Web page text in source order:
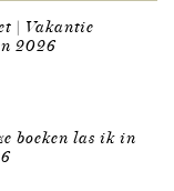
| Vakantie
2026
boeken las ik in